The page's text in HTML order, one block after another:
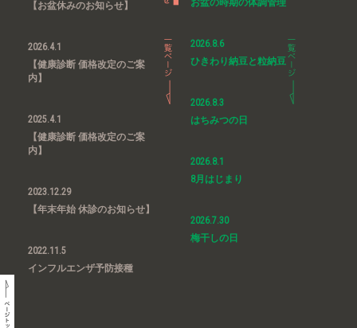
【お盆休みのお知らせ】
2026.4.1
【健康診断 価格改定のご案
内】
2025.4.1
【健康診断 価格改定のご案
内】
2023.12.29
【年末年始 休診のお知らせ】
2022.11.5
インフルエンザ予防接種
お盆の時期の体調管理
2026.8.6
ひきわり納豆と粒納豆
2026.8.3
はちみつの日
2026.8.1
8月はじまり
2026.7.30
梅干しの日